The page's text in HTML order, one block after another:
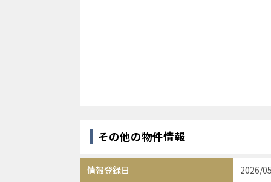
その他の物件情報
情報登録日 2026/